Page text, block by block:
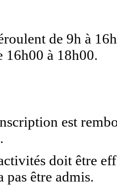
de 9h à
16h00 à 18h00.
est
doit être
pas être admis.